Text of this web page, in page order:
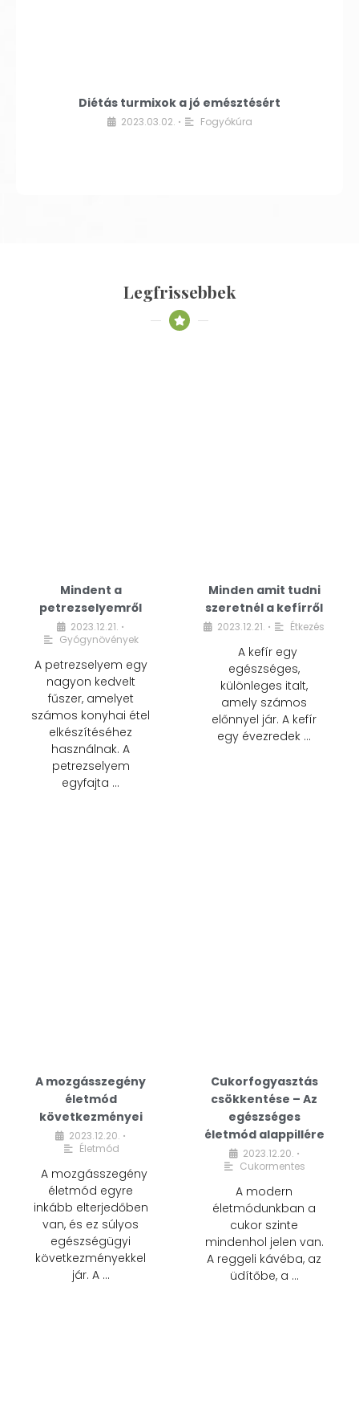
Diétás turmixok a jó emésztésért
2023.03.02. • Fogyókúra
Legfrissebbek
Mindent a
petrezselyemről
2023.12.21. •
Gyógynövények
A petrezselyem egy
nagyon kedvelt
fűszer, amelyet
számos konyhai étel
elkészítéséhez
használnak. A
petrezselyem
egyfajta …
Minden amit tudni
szeretnél a kefírről
2023.12.21. • Étkezés
A kefír egy
egészséges,
különleges italt,
amely számos
előnnyel jár. A kefír
egy évezredek …
A mozgásszegény
életmód
következményei
2023.12.20. •
Életmód
A mozgásszegény
életmód egyre
inkább elterjedőben
van, és ez súlyos
egészségügyi
következményekkel
jár. A …
Cukorfogyasztás
csökkentése – Az
egészséges
életmód alappillére
2023.12.20. •
Cukormentes
A modern
életmódunkban a
cukor szinte
mindenhol jelen van.
A reggeli kávéba, az
üdítőbe, a …